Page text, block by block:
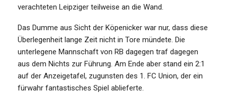
verachteten Leipziger teilweise an die Wand.
Das Dumme aus Sicht der Köpenicker war nur, dass diese
Überlegenheit lange Zeit nicht in Tore mündete. Die
unterlegene Mannschaft von RB dagegen traf dagegen
aus dem Nichts zur Führung. Am Ende aber stand ein 2:1
auf der Anzeigetafel, zugunsten des 1. FC Union, der ein
fürwahr fantastisches Spiel ablieferte.